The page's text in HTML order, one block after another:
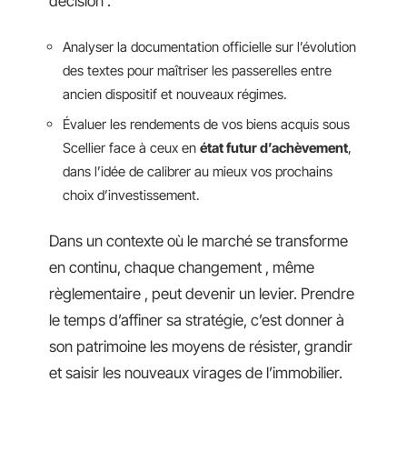
Analyser la documentation officielle sur l’évolution
des textes pour maîtriser les passerelles entre
ancien dispositif et nouveaux régimes.
Évaluer les rendements de vos biens acquis sous
Scellier face à ceux en état futur d’achèvement,
dans l’idée de calibrer au mieux vos prochains
choix d’investissement.
Dans un contexte où le marché se transforme
en continu, chaque changement , même
règlementaire , peut devenir un levier. Prendre
le temps d’affiner sa stratégie, c’est donner à
son patrimoine les moyens de résister, grandir
et saisir les nouveaux virages de l’immobilier.